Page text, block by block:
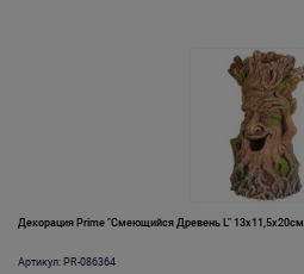
Декорация Prime "Смеющийся Древень L" 13x11,5x20см
Артикул: PR-086364